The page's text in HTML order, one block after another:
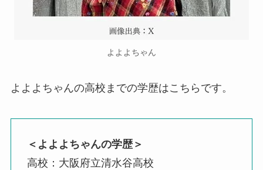
よよよちゃん
よよよちゃんの高校までの学歴はこちらです。
＜よよよちゃんの学歴＞
高校：大阪府立清水谷高校